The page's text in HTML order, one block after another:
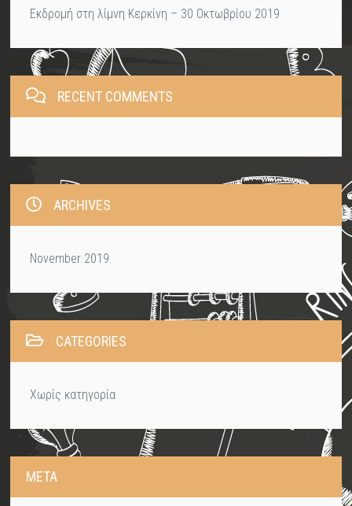
Εκδρομή στη λίμνη Κερκίνη – 30 Οκτωβρίου 2019
RECENT COMMENTS
ARCHIVES
November 2019
CATEGORIES
Χωρίς κατηγορία
META